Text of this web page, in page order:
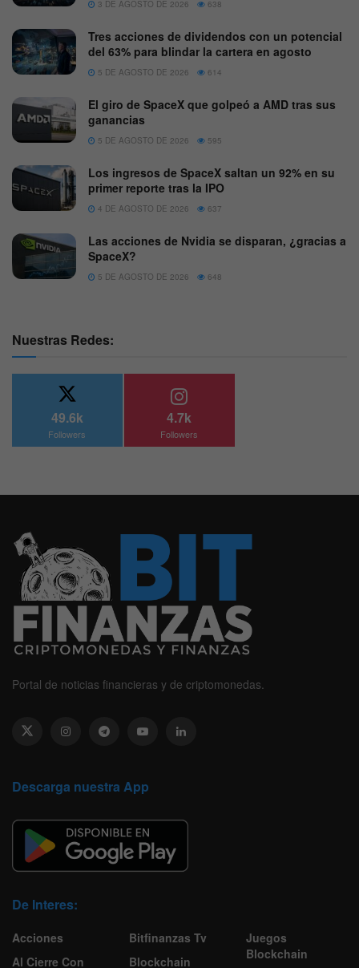
3 DE AGOSTO DE 2026 638
Tres acciones de dividendos con un potencial
del 63% para blindar la cartera en agosto
5 DE AGOSTO DE 2026 614
El giro de SpaceX que golpeó a AMD tras sus
ganancias
5 DE AGOSTO DE 2026 595
Los ingresos de SpaceX saltan un 92% en su
primer reporte tras la IPO
4 DE AGOSTO DE 2026 637
Las acciones de Nvidia se disparan, ¿gracias a
SpaceX?
5 DE AGOSTO DE 2026 648
Nuestras Redes:
49.6k
Followers
4.7k
Followers
Portal de noticias financieras y de criptomonedas.
Descarga nuestra App
De Interes:
Acciones
Al Cierre Con
Bitfinanzas Tv
Blockchain
Juegos
Blockchain